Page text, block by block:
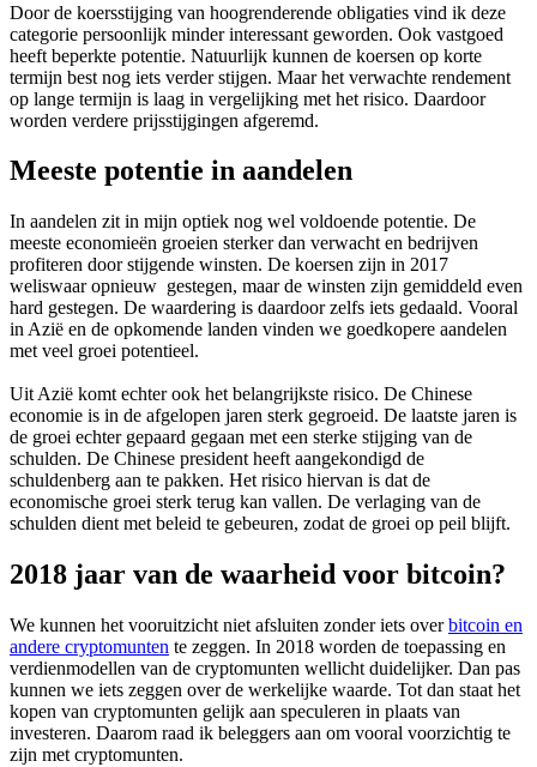
Door de koersstijging van hoogrenderende obligaties vind ik deze
categorie persoonlijk minder interessant geworden. Ook vastgoed
heeft beperkte potentie. Natuurlijk kunnen de koersen op korte
termijn best nog iets verder stijgen. Maar het verwachte rendement
op lange termijn is laag in vergelijking met het risico. Daardoor
worden verdere prijsstijgingen afgeremd.
Meeste potentie in aandelen
In aandelen zit in mijn optiek nog wel voldoende potentie. De
meeste economieën groeien sterker dan verwacht en bedrijven
profiteren door stijgende winsten. De koersen zijn in 2017
weliswaar opnieuw gestegen, maar de winsten zijn gemiddeld even
hard gestegen. De waardering is daardoor zelfs iets gedaald. Vooral
in Azië en de opkomende landen vinden we goedkopere aandelen
met veel groei potentieel.
Uit Azië komt echter ook het belangrijkste risico. De Chinese
economie is in de afgelopen jaren sterk gegroeid. De laatste jaren is
de groei echter gepaard gegaan met een sterke stijging van de
schulden. De Chinese president heeft aangekondigd de
schuldenberg aan te pakken. Het risico hiervan is dat de
economische groei sterk terug kan vallen. De verlaging van de
schulden dient met beleid te gebeuren, zodat de groei op peil blijft.
2018 jaar van de waarheid voor bitcoin?
We kunnen het vooruitzicht niet afsluiten zonder iets overbitcoin en
andere cryptomunten te zeggen. In 2018 worden de toepassing en
verdienmodellen van de cryptomunten wellicht duidelijker. Dan pas
kunnen we iets zeggen over de werkelijke waarde. Tot dan staat het
kopen van cryptomunten gelijk aan speculeren in plaats van
investeren. Daarom raad ik beleggers aan om vooral voorzichtig te
zijn met cryptomunten.